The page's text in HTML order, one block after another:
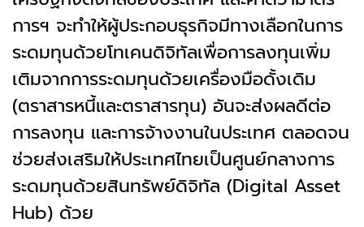
การฯ จะทำให้ผู้ประกอบธุรกิจมีทางเลือกในการ
ระดมทุนด้วยโทเคนดิจิทัลเพื่อการลงทุนเพิ่ม
เติมจากการระดมทุนด้วยเครื่องมือดั้งเดิม
(ตราสารหนี้และตราสารทุน) อันจะส่งผลดีต่อ
การลงทุน และการจ้างงานในประเทศ ตลอดจน
ช่วยส่งเสริมให้ประเทศไทยเป็นศูนย์กลางการ
ระดมทุนด้วยสินทรัพย์ดิจิทัล (Digital Asset
Hub) ด้วย